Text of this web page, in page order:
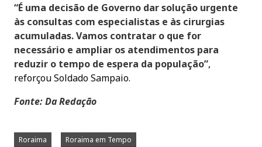
“É uma decisão de Governo dar solução urgente
às consultas com especialistas e às cirurgias
acumuladas. Vamos contratar o que for
necessário e ampliar os atendimentos para
reduzir o tempo de espera da população”,
reforçou Soldado Sampaio.
Fonte: Da Redação
Roraima Roraima em Tempo